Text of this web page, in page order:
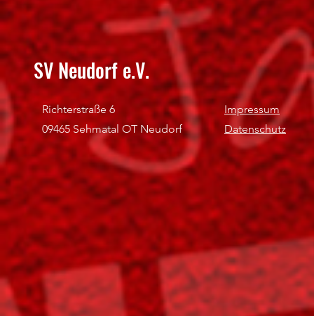
SV Neudorf e.V.
Richterstraße 6
09465 Sehmatal OT Neudorf
Impressum
Datenschutz